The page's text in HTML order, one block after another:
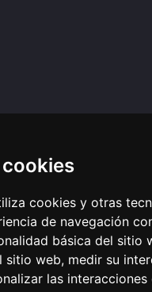
cookies y otras
de navegación
básica del sitio
sitio web, medir su
las interacciones